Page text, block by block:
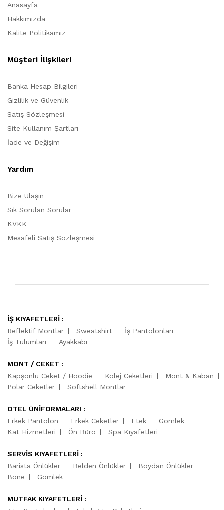
Anasayfa
Hakkımızda
Kalite Politikamız
Müşteri İlişkileri
Banka Hesap Bilgileri
Gizlilik ve Güvenlik
Satış Sözleşmesi
Site Kullanım Şartları
İade ve Değişim
Yardım
Bize Ulaşın
Sık Sorulan Sorular
KVKK
Mesafeli Satış Sözleşmesi
İŞ KIYAFETLERİ :
Reflektif Montlar
Sweatshirt
İş Pantolonları
İş Tulumları
Ayakkabı
MONT / CEKET :
Kapşonlu Ceket / Hoodie
Kolej Ceketleri
Mont & Kaban
Polar Ceketler
Softshell Montlar
OTEL ÜNİFORMALARI :
Erkek Pantolon
Erkek Ceketler Etek
Gömlek
Kat Hizmetleri
Ön Büro Spa Kıyafetleri
SERVİS KIYAFETLERİ :
Barista Önlükler
Belden Önlükler
Boydan Önlükler
Bone
Gömlek
MUTFAK KIYAFETLERİ :